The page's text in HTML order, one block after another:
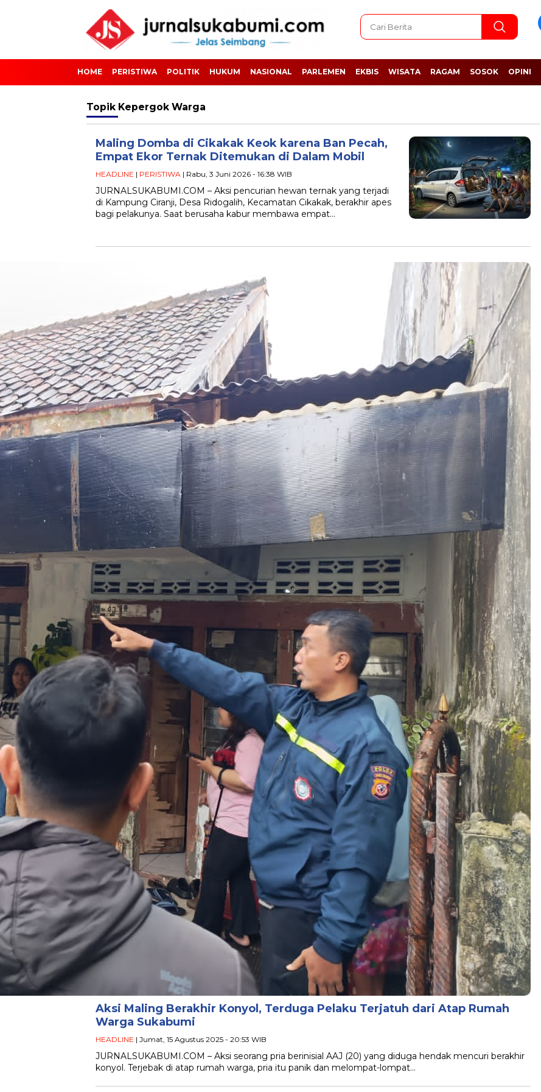
HOME PERISTIWA POLITIK HUKUM NASIONAL PARLEMEN EKBIS WISATA RAGAM SOSOK OPINI
Topik Kepergok Warga
Maling Domba di Cikakak Keok karena Ban Pecah,
Empat Ekor Ternak Ditemukan di Dalam Mobil
HEADLINE | PERISTIWA | Rabu, 3 Juni 2026 - 16:38 WIB
JURNALSUKABUMI.COM – Aksi pencurian hewan ternak yang terjadi
di Kampung Ciranji, Desa Ridogalih, Kecamatan Cikakak, berakhir apes
bagi pelakunya. Saat berusaha kabur membawa empat…
Aksi Maling Berakhir Konyol, Terduga Pelaku Terjatuh dari Atap Rumah
Warga Sukabumi
HEADLINE | Jumat, 15 Agustus 2025 - 20:53 WIB
JURNALSUKABUMI.COM – Aksi seorang pria berinisial AAJ (20) yang diduga hendak mencuri berakhir
konyol. Terjebak di atap rumah warga, pria itu panik dan melompat-lompat…